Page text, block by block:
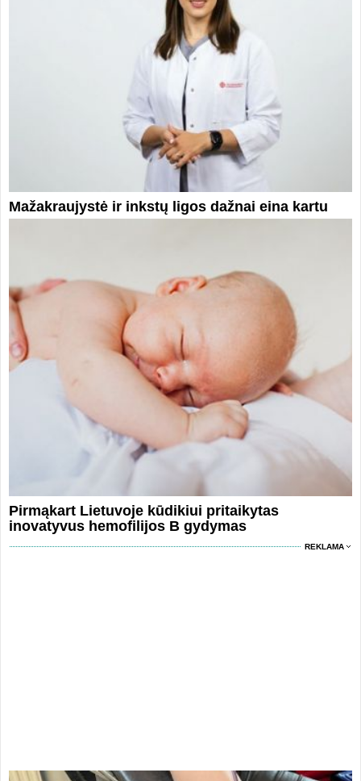
Mažakraujystė ir inkstų ligos dažnai eina kartu
Pirmąkart Lietuvoje kūdikiui pritaikytas
inovatyvus hemofilijos B gydymas
REKLAMA